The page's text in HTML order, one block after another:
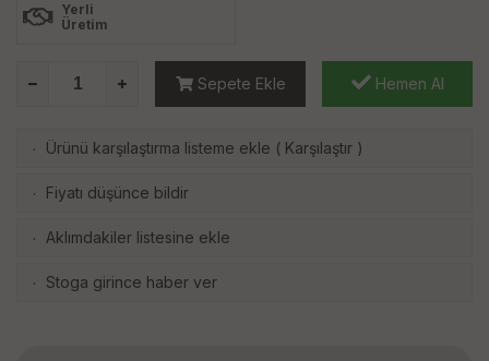
Yerli
Üretim
Sepete Ekle Hemen Al
· Ürünü karşılaştırma listeme ekle ( Karşılaştır )
· Fiyatı düşünce bildir
· Aklımdakiler listesine ekle
· Stoga girince haber ver